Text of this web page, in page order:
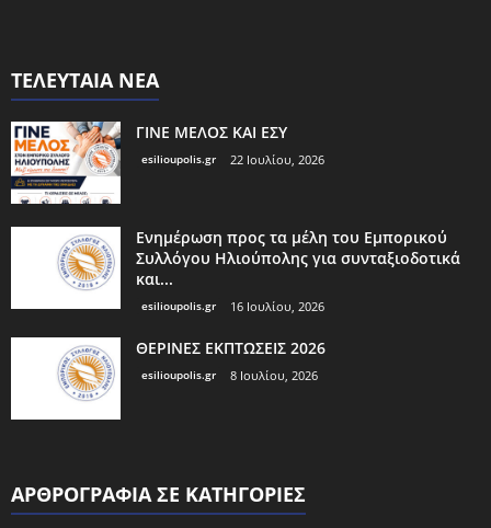
ΤΕΛΕΥΤΑΙΑ ΝΕΑ
ΓΙΝΕ ΜΕΛΟΣ ΚΑΙ ΕΣΥ
esilioupolis.gr 22 Ιουλίου, 2026
Ενημέρωση προς τα μέλη του Εμπορικού
Συλλόγου Ηλιούπολης για συνταξιοδοτικά
και...
esilioupolis.gr 16 Ιουλίου, 2026
ΘΕΡΙΝΕΣ ΕΚΠΤΩΣΕΙΣ 2026
esilioupolis.gr 8 Ιουλίου, 2026
ΑΡΘΡΟΓΡΑΦΙΑ ΣΕ ΚΑΤΗΓΟΡΙΕΣ